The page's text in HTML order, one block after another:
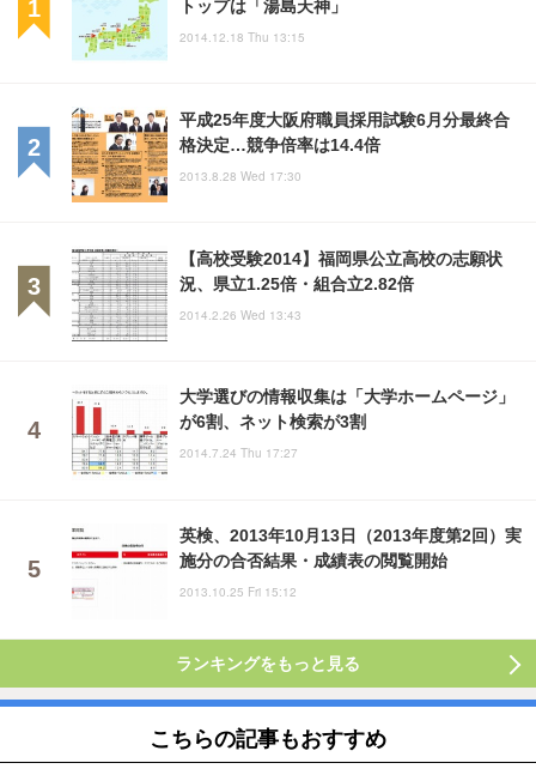
トップは「湯島天神」
2014.12.18 Thu 13:15
平成25年度大阪府職員採用試験6月分最終合
格決定…競争倍率は14.4倍
2013.8.28 Wed 17:30
【高校受験2014】福岡県公立高校の志願状
況、県立1.25倍・組合立2.82倍
2014.2.26 Wed 13:43
大学選びの情報収集は「大学ホームページ」
が6割、ネット検索が3割
2014.7.24 Thu 17:27
英検、2013年10月13日（2013年度第2回）実
施分の合否結果・成績表の閲覧開始
2013.10.25 Fri 15:12
ランキングをもっと見る
こちらの記事もおすすめ